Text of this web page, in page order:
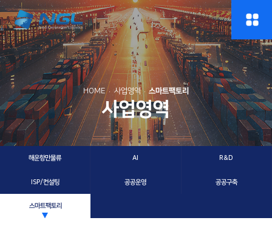
HOME 사업영역 스마트팩토리
사업영역
해운항만물류 AI R&D
ISP/컨설팅 공공운영 공공구축
스마트팩토리